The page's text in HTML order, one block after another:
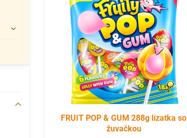
FRUIT POP & GUM 288g lízatka so
žuvačkou